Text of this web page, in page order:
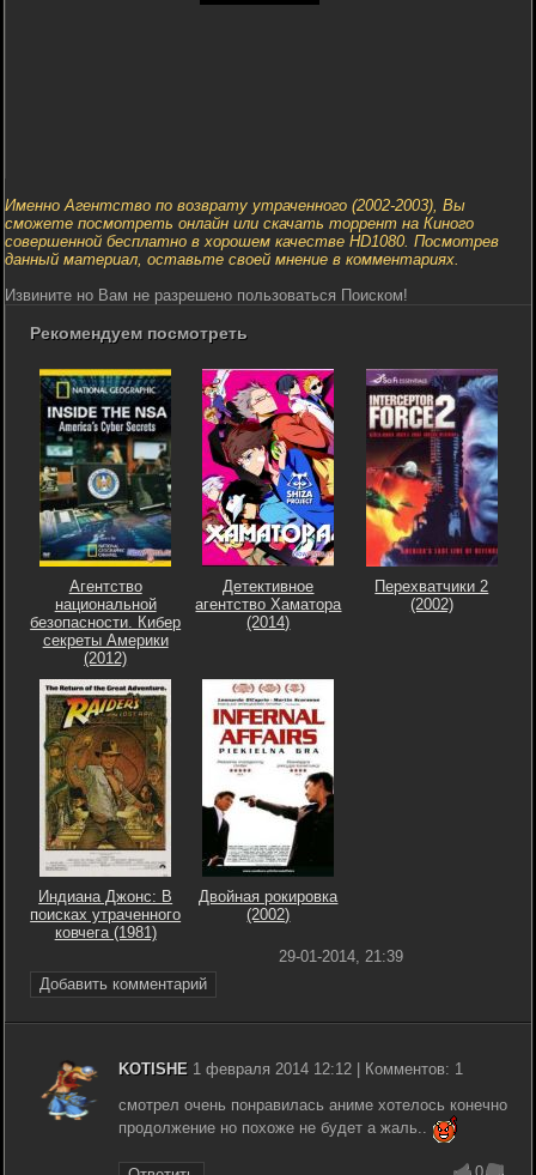
Именно Агентство по возврату утраченного (2002-2003), Вы
сможете посмотреть онлайн или скачать торрент на Киного
совершенной бесплатно в хорошем качестве HD1080. Посмотрев
данный материал, оставьте своей мнение в комментариях.
Извините но Вам не разрешено пользоваться Поиском!
Рекомендуем посмотреть
Агентство
национальной
безопасности. Кибер
секреты Америки
(2012)
Детективное
агентство Хаматора
(2014)
Перехватчики 2
(2002)
Индиана Джонс: В
поисках утраченного
ковчега (1981)
Двойная рокировка
(2002)
Добавить комментарий
29-01-2014, 21:39
KOTISHE 1 февраля 2014 12:12 | Комментов: 1
смотрел очень понравилась аниме хотелось конечно
продолжение но похоже не будет а жаль..